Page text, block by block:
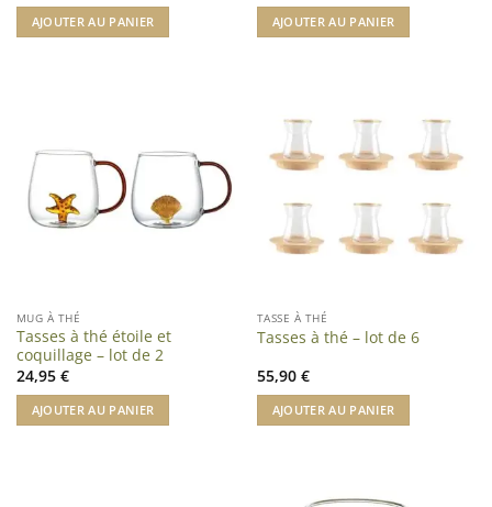
AJOUTER AU PANIER AJOUTER AU PANIER
MUG À THÉ
Tasses à thé étoile et
coquillage – lot de 2
24,95 €
AJOUTER AU PANIER
TASSE À THÉ
Tasses à thé – lot de 6
55,90 €
AJOUTER AU PANIER